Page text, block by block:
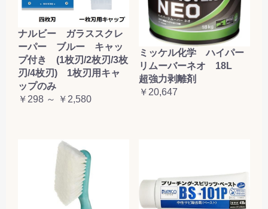
ナルビー ガラススクレ
ーパー ブルー キャッ
プ付き (1枚刃/2枚刃/3枚
刃/4枚刃) 1枚刃用キャ
ップのみ
￥298 ～ ￥2,580
ミッケル化学 ハイパー
リムーバーネオ 18L
超強力剥離剤
￥20,647